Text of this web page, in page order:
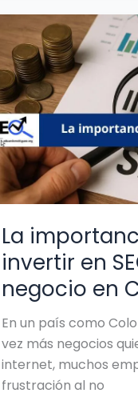
La
invertir en
negocio en
En un país como
vez más negocios
internet, muchos
frustración al no
importancia
de
invertir
en
SEO
para
tu
negocio
Colombia